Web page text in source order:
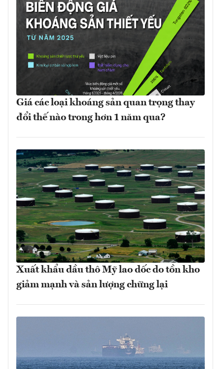
Giá các loại khoáng sản quan trọng thay
đổi thế nào trong hơn 1 năm qua?
Xuất khẩu dầu thô Mỹ lao dốc do tồn kho
giảm mạnh và sản lượng chững lại